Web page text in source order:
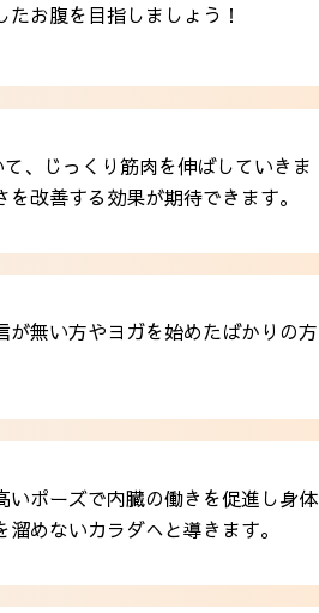
お腹を目指しましょう！
、じっくり筋肉を伸ばしていきま
改善する効果が期待できます。
無い方やヨガを始めたばかりの方
ポーズで内臓の働きを促進し身体
めないカラダへと導きます。